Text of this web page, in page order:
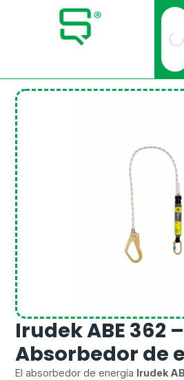
Irudek ABE 362 –
Absorbedor de
El absorbedor de energía Irudek